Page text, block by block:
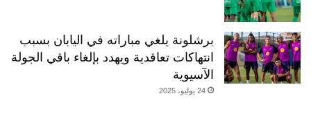
برشلونة يلغي مباراته في اليابان بسبب
انتهاكات تعاقدية ويهدد بإلغاء باقي الجولة
الآسيوية
24 يوليو، 2025